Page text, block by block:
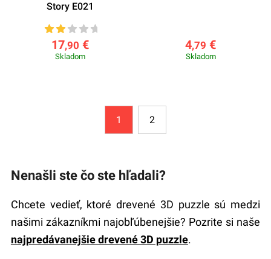
Story E021
17,90 €
Skladom
4,79 €
Skladom
1 2
Nenašli ste čo ste hľadali?
Chcete vedieť, ktoré drevené 3D puzzle sú medzi
našimi zákazníkmi najobľúbenejšie? Pozrite si naše
najpredávanejšie drevené 3D puzzle.